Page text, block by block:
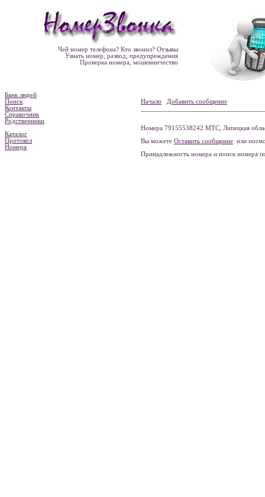
Чей номер телефона? Кто звонил? Отзывы
Узнать номер, развод, предупреждения
Проверка номера, мошенничество
Банк людей
Поиск
Контакты
Справочник
Родственники
Каталог
Протокол
Номера
Начало Добавить сообщение
Номера 79155538242 МТС, Липецкая
Вы можете Оставить сообщение или
Принадлежность номера и поиск номера